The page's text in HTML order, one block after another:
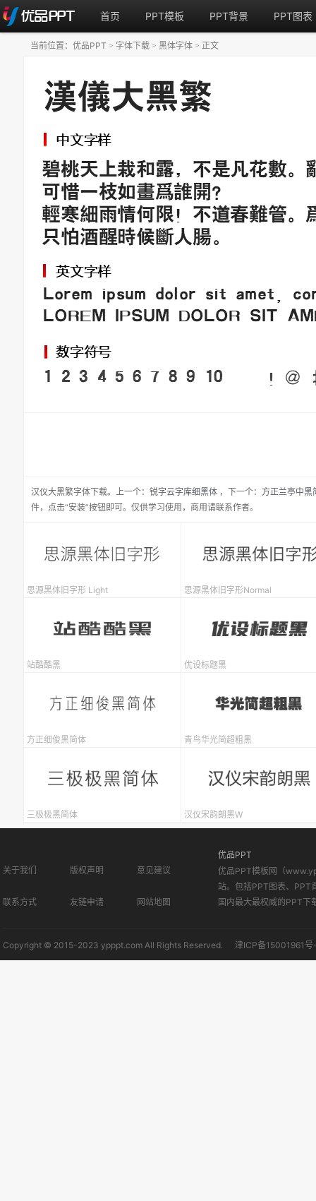
首页 PPT模板 PPT背景 PPT图表
汉仪大黑繁字体下载。 上一个： 锐字云字库细黑体 ， 下一个： 方正兰亭中黑
件，点击“安装”按钮即可。仅供学习使用，商用请联系作者。
当前位置： 优品PPT > 字体下载 > 黑体字体 > 正文
思源黑体旧字形 Light 思源黑体旧字形Normal
站酷酷黑 优设标题黑
方正细俊黑简体 青鸟华光简超粗黑
三极极黑简体 汉仪宋韵朗黑W
关于我们 版权声明 意见建议
联系方式 友链申请 网站地图
优品PPT
优品PPT模板网（
站。包括PPT图表、PPT
国内最大最权威的PPT下
Copyright © 2015-2023 ypppt.com All Rights Reserved. 津ICP备15001961号